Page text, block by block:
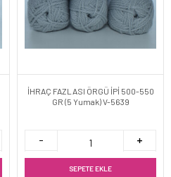
İHRAÇ FAZLASI ÖRGÜ İPİ 500-550
GR (5 Yumak) V-5639
SEPETE EKLE